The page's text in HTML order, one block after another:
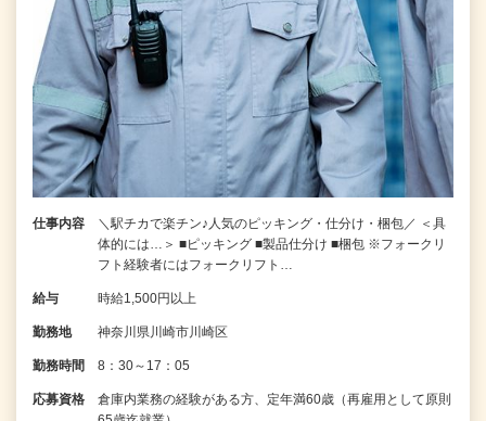
仕事内容
＼駅チカで楽チン♪人気のピッキング・仕分け・梱包／ ＜具
体的には…＞ ■ピッキング ■製品仕分け ■梱包 ※フォークリ
フト経験者にはフォークリフト…
給与 時給1,500円以上
勤務地 神奈川県川崎市川崎区
勤務時間 8：30～17：05
応募資格
倉庫内業務の経験がある方、定年満60歳（再雇用として原則